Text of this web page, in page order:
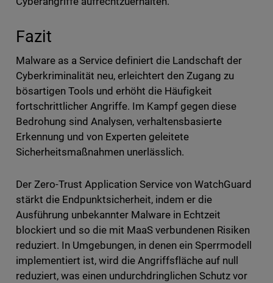
Fazit
Malware as a Service definiert die Landschaft der
Cyberkriminalität neu, erleichtert den Zugang zu
bösartigen Tools und erhöht die Häufigkeit
fortschrittlicher Angriffe. Im Kampf gegen diese
Bedrohung sind Analysen, verhaltensbasierte
Erkennung und von Experten geleitete
Sicherheitsmaßnahmen unerlässlich.
Der Zero-Trust Application Service von WatchGuard
stärkt die Endpunktsicherheit, indem er die
Ausführung unbekannter Malware in Echtzeit
blockiert und so die mit MaaS verbundenen Risiken
reduziert. In Umgebungen, in denen ein Sperrmodell
implementiert ist, wird die Angriffsfläche auf null
reduziert, was einen undurchdringlichen Schutz vor